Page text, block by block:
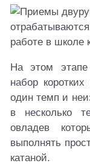
На этом этапе
набор
один темп и
в несколько
овладев
выполнять
катаной.